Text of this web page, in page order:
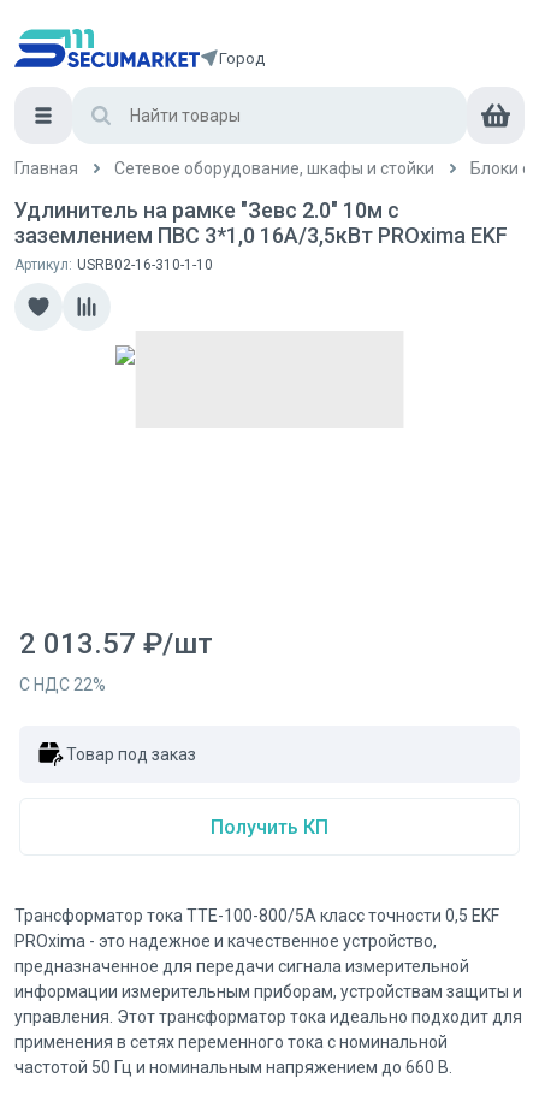
Город
Главная Сетевое оборудование, шкафы и стойки Блоки
Удлинитель на рамке "Зевс 2.0" 10м с
заземлением ПВС 3*1,0 16А/3,5кВт PROxima EKF
Артикул: USRB02-16-310-1-10
2 013.57 ₽/шт
С НДС 22%
Товар под заказ
Получить КП
Трансформатор тока ТТЕ-100-800/5А класс точности 0,5 EKF
PROxima - это надежное и качественное устройство,
предназначенное для передачи сигнала измерительной
информации измерительным приборам, устройствам защиты и
управления. Этот трансформатор тока идеально подходит для
применения в сетях переменного тока с номинальной
частотой 50 Гц и номинальным напряжением до 660 В.